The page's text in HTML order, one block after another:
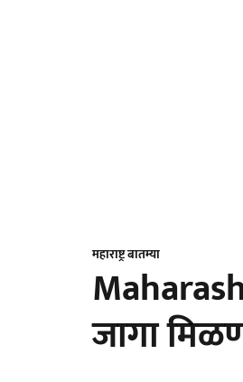
महाराष्ट्र बातम्या
जागा